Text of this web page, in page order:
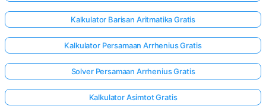
Kalkulator Barisan Aritmatika Gratis
Kalkulator Persamaan Arrhenius Gratis
Solver Persamaan Arrhenius Gratis
Kalkulator Asimtot Gratis